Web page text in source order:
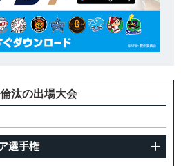
汰の出場大会
選手権